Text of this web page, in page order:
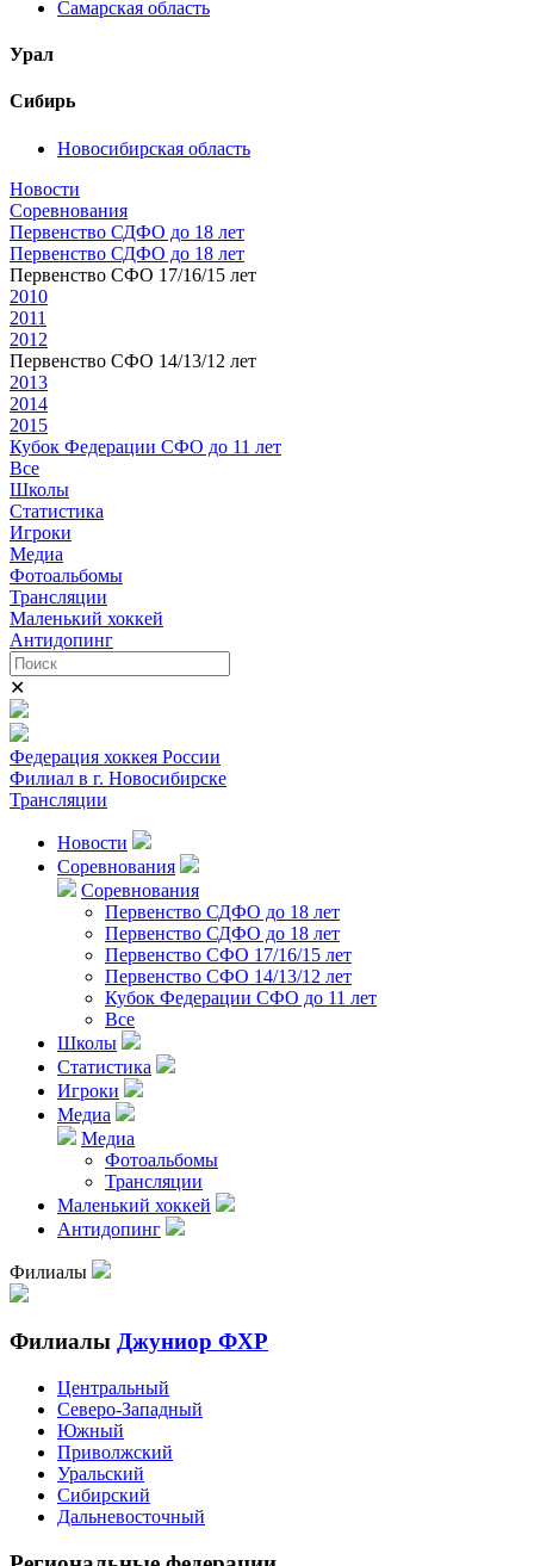
Самарская область
Урал
Сибирь
Новосибирская область
Новости
Соревнования
Первенство СДФО до 18 лет
Первенство СДФО до 18 лет
Первенство СФО 17/16/15 лет
2010
2011
2012
Первенство СФО 14/13/12 лет
2013
2014
2015
Кубок Федерации СФО до 11 лет
Все
Школы
Статистика
Игроки
Медиа
Фотоальбомы
Трансляции
Маленький хоккей
Антидопинг
✕
Федерация хоккея России
Филиал в г. Новосибирске
Трансляции
Новости
Соревнования
Соревнования
Первенство СДФО до 18 лет
Первенство СДФО до 18 лет
Первенство СФО 17/16/15 лет
Первенство СФО 14/13/12 лет
Кубок Федерации СФО до 11 лет
Все
Школы
Статистика
Игроки
Медиа
Медиа
Фотоальбомы
Трансляции
Маленький хоккей
Антидопинг
Филиалы
Филиалы Джуниор ФХР
Центральный
Северо-Западный
Южный
Приволжский
Уральский
Сибирский
Дальневосточный